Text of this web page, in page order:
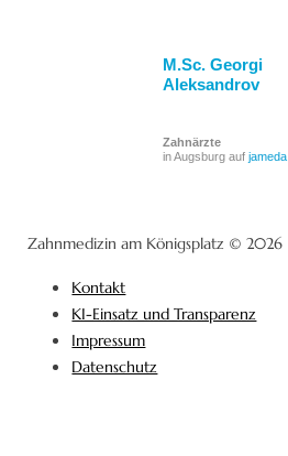
M.Sc. Georgi
Aleksandrov
Zahnärzte
in Augsburg aufjameda
Zahnmedizin am Königsplatz © 2026
Kontakt
KI-Einsatz und Transparenz
Impressum
Datenschutz